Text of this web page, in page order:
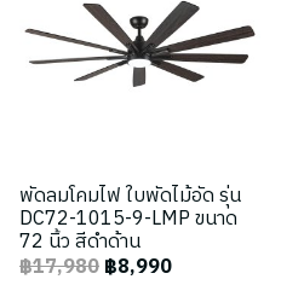
พัดลมโคมไฟ ใบพัดไม้อัด รุ่น
DC72-1015-9-LMP ขนาด
72 นิ้ว สีดำด้าน
฿17,980฿8,990